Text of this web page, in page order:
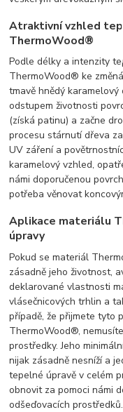
Atraktivní vzhled
ThermoWood®
Podle délky a intenzity
ThermoWood® ke
tmavě hnědý
odstupem životnosti
(získá patinu) a začne
procesu stárnutí dřeva
UV záření a
karamelový vzhled,
námi doporučenou
potřeba věnovat
Aplikace materiálu
úpravy
Pokud se materiál
zásadně jeho životnost,
deklarované vlastnosti
vlásečnicových trhlin a
případě, že přijmete tyto
ThermoWood®,
prostředky. Jeho
nijak zásadně nesníží a
tepelné úpravě v celém
obnovit za pomoci námi
odšeďovacích prostředků.